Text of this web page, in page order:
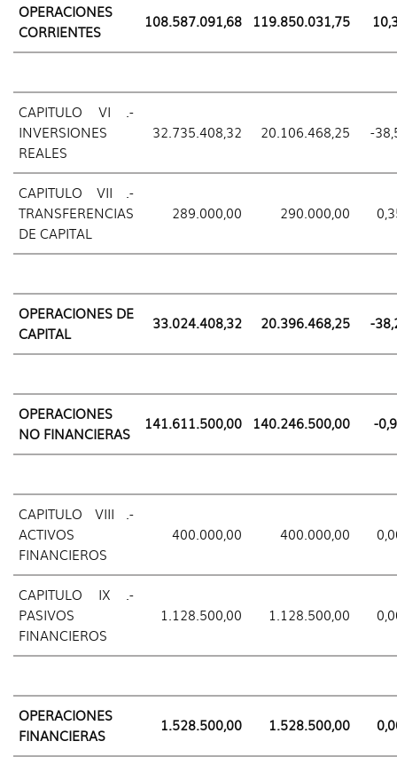
OPERACIONES
CORRIENTES
108.587.091,68 119.850.031,75
CAPITULO VI .-
INVERSIONES
REALES
32.735.408,32 20.106.468,25 -
CAPITULO VII .-
TRANSFERENCIAS
DE CAPITAL
289.000,00 290.000,00
OPERACIONES DE
CAPITAL
33.024.408,32 20.396.468,25 -
OPERACIONES
NO FINANCIERAS
141.611.500,00 140.246.500,00 -
CAPITULO VIII .-
ACTIVOS
FINANCIEROS
400.000,00 400.000,00
CAPITULO IX .-
PASIVOS
FINANCIEROS
1.128.500,00 1.128.500,00
OPERACIONES
FINANCIERAS
1.528.500,00 1.528.500,00